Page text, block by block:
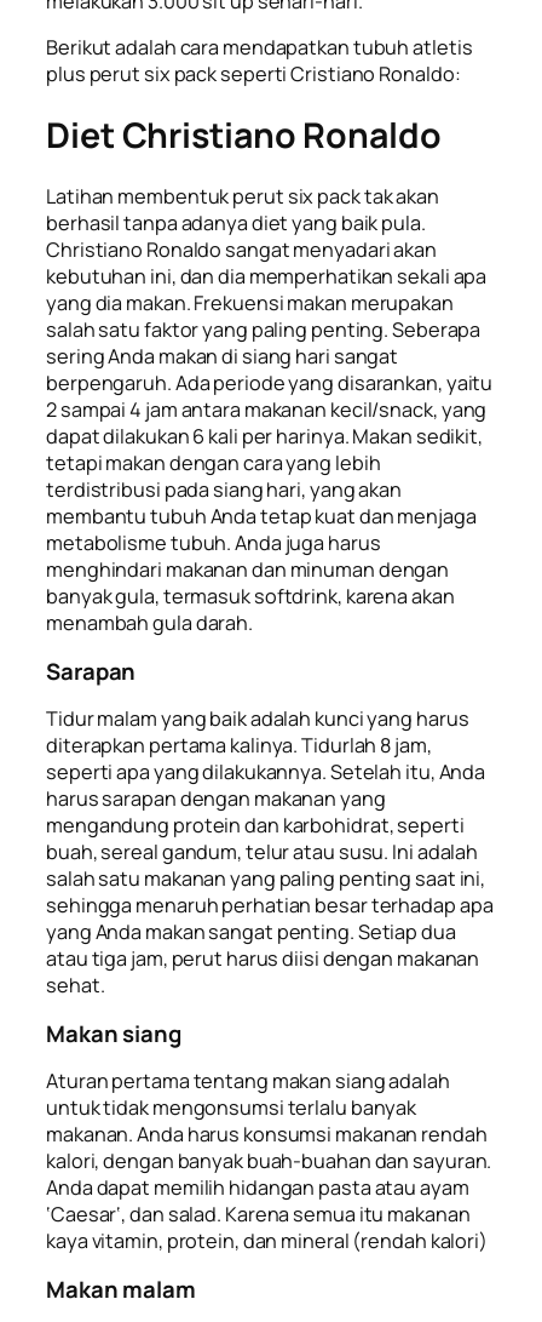
Berikut adalah cara mendapatkan tubuh atletis
plus perut six packseperti Cristiano Ronaldo:
Diet Christiano Ronaldo
Latihan membentuk perut six packtak akan
berhasil tanpa adanya diet yang baik pula.
Christiano Ronaldo sangat menyadari akan
kebutuhan ini, dan dia memperhatikan sekali apa
yang dia makan. Frekuensi makan merupakan
salah satu faktor yang paling penting. Seberapa
sering Anda makan di siang hari sangat
berpengaruh. Ada periode yang disarankan, yaitu
2 sampai 4 jam antara makanan kecil/snack, yang
dapat dilakukan 6 kali per harinya. Makan sedikit,
tetapi makan dengan cara yang lebih
terdistribusi pada siang hari, yang akan
membantu tubuh Anda tetap kuat dan menjaga
metabolisme tubuh. Anda juga harus
menghindari makanan dan minuman dengan
banyak gula, termasuksoftdrink, karena akan
menambah gula darah.
Sarapan
Tidur malam yang baik adalah kunci yang harus
diterapkan pertama kalinya. Tidurlah 8 jam,
seperti apa yang dilakukannya. Setelah itu, Anda
harus sarapan dengan makanan yang
mengandung protein dan karbohidrat, seperti
buah, sereal gandum, telur atau susu. Ini adalah
salah satu makanan yang paling penting saat ini,
sehingga menaruh perhatian besar terhadap apa
yang Anda makan sangat penting. Setiap dua
atau tiga jam, perut harus diisi dengan makanan
sehat.
Makan siang
Aturan pertama tentang makan siang adalah
untuk tidak mengonsumsi terlalu banyak
makanan. Anda harus konsumsi makanan rendah
kalori, dengan banyak buah-buahan dan sayuran.
Anda dapat memilih hidangan pasta atau ayam
‘Caesar‘, dan salad. Karena semua itu makanan
kaya vitamin, protein, dan mineral (rendah kalori)
Makan malam